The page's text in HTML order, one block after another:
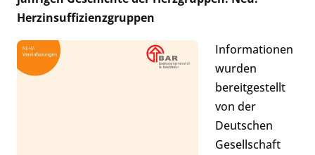
Herzinsuffizienzgruppen
Informationen
wurden
bereitgestellt
von der
Deutschen
Gesellschaft